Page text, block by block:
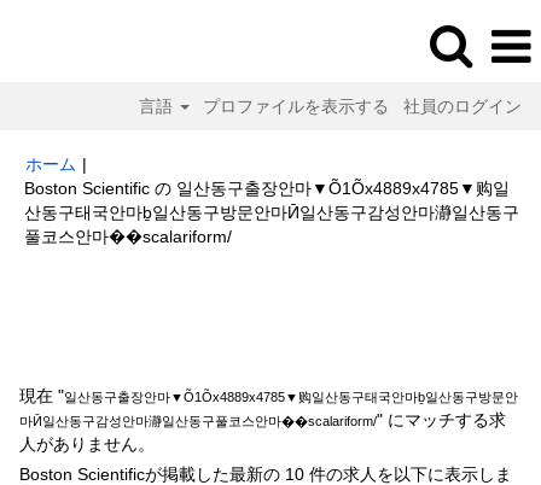
言語 プロファイルを表示する 社員のログイン
ホーム |
Boston Scientific の 일산동구출장안마▼Õ1Õx4889x4785▼购일
산동구태국안마ḇ일산동구방문안마Ӣ일산동구감성안마瀞일산동구
풀코스안마��scalariform/(現
現在 "일산동구출장안마▼Õ1Õx4889x4785▼购일산동구태국안마ḇ일산동구방문안
마Ӣ일산동구감성안마瀞일산동구풀코스안마��scalariform/" にマッチする求
人がありません。
Boston Scientificが掲載した最新の 10 件の求人を以下に表示しま